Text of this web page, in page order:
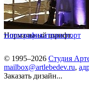
Нормальный шрифт.
типографикатранспорт
© 1995–2026 Студия
mailbox@artlebedev.ru,
Заказать дизайн...